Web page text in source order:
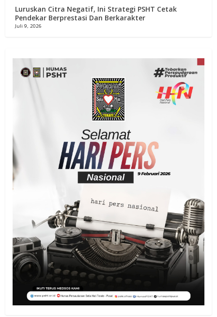
Luruskan Citra Negatif, Ini Strategi PSHT Cetak
Pendekar Berprestasi Dan Berkarakter
Juli 9, 2026